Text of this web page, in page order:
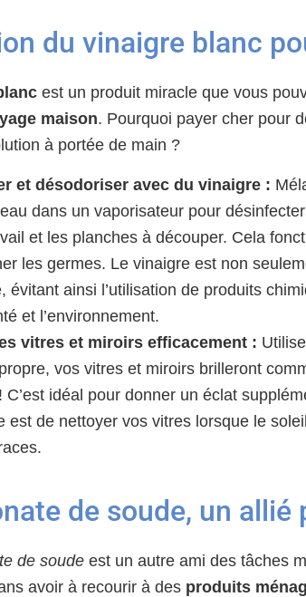
du vinaigre blanc
est un produit miracle que vous
maison. Pourquoi payer cher pour
à portée de main ?
et désodoriser avec du vinaigre :
dans un vaporisateur pour
et les planches à découper. Cela
les germes. Le vinaigre est non
évitant ainsi l’utilisation de produits
et l’environnement.
vitres et miroirs efficacement :
vos vitres et miroirs brilleront
C’est idéal pour donner un éclat
est de nettoyer vos vitres lorsque le
de soude, un allié
de soude est un autre ami des tâches
avoir à recourir à des produits